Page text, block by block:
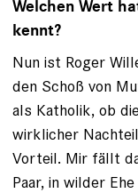
Welchen Wert
kennt?
Nun ist Roger
den Schoß von
als Katholik, ob
wirklicher
Vorteil. Mir fällt
Paar, in wilder